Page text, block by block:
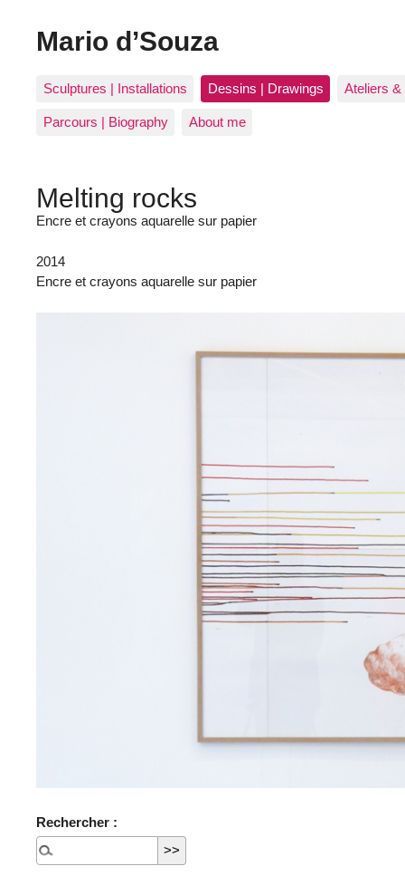
Mario d’Souza
Sculptures | Installations Dessins | Drawings Ateliers &
Parcours | Biography About me
Melting rocks
Encre et crayons aquarelle sur papier
2014
Encre et crayons aquarelle sur papier
Rechercher :